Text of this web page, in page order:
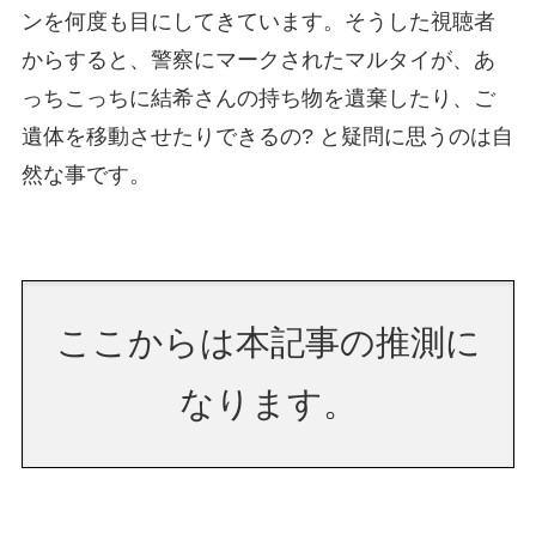
ンを何度も目にしてきています。そうした視聴者
からすると、警察にマークされたマルタイが、あ
っちこっちに結希さんの持ち物を遺棄したり、ご
遺体を移動させたりできるの? と疑問に思うのは自
然な事です。
ここからは本記事の推測に
なります。